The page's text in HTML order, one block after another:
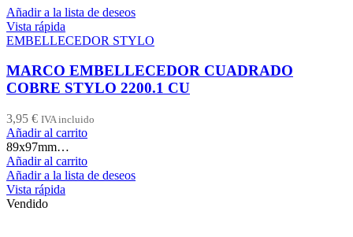
Añadir a la lista de deseos
Vista rápida
EMBELLECEDOR STYLO
MARCO EMBELLECEDOR CUADRADO
COBRE STYLO 2200.1 CU
3,95 € IVA incluido
Añadir al carrito
89x97mm…
Añadir al carrito
Añadir a la lista de deseos
Vista rápida
Vendido